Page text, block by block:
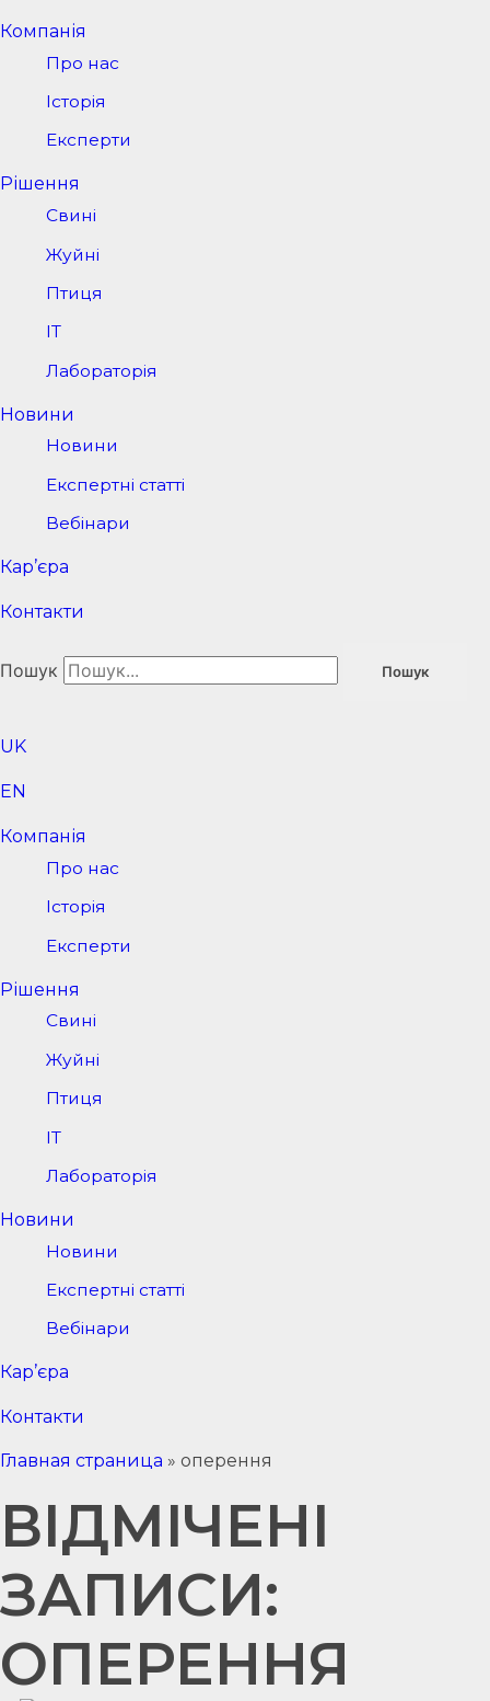
Компанія
Про нас
Історія
Експерти
Рішення
Свині
Жуйні
Птиця
IT
Лабораторія
Новини
Новини
Експертні статті
Вебінари
Кар’єра
Контакти
Пошук Пошук
UK
EN
Компанія
Про нас
Історія
Експерти
Рішення
Свині
Жуйні
Птиця
IT
Лабораторія
Новини
Новини
Експертні статті
Вебінари
Кар’єра
Контакти
Главная страница » оперення
ВІДМІЧЕНІ
ЗАПИСИ:
ОПЕРЕННЯ